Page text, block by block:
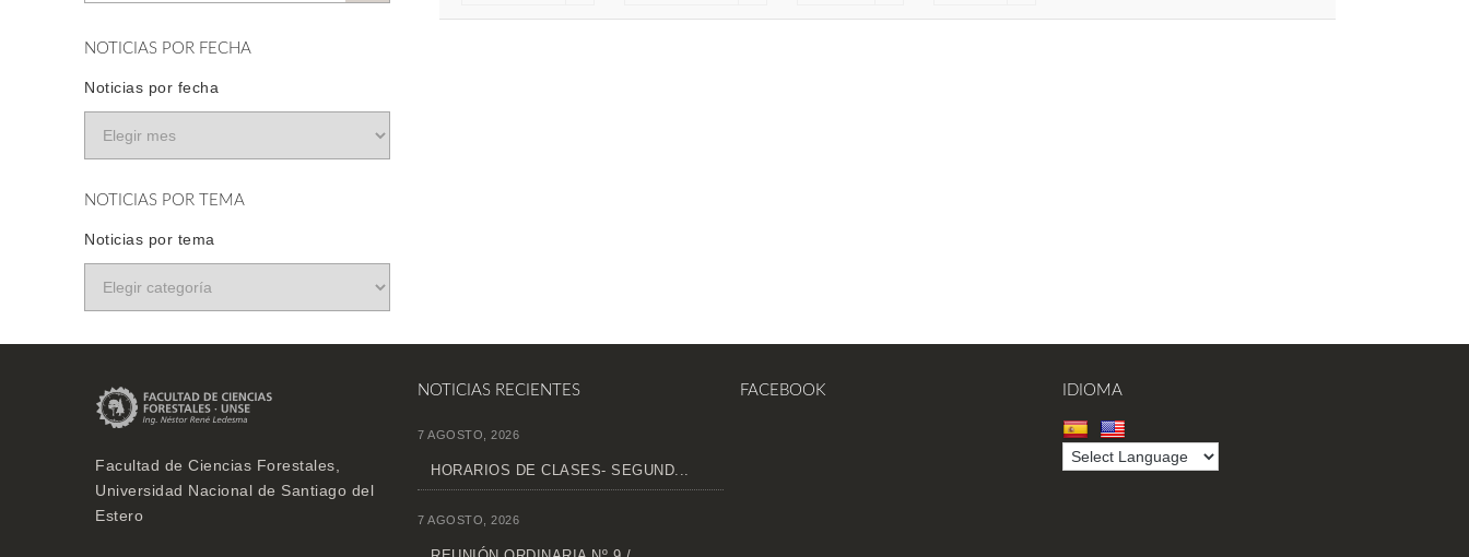
NOTICIAS POR FECHA
Noticias por fecha
NOTICIAS POR TEMA
Noticias por tema
Facultad de Ciencias Forestales,
Universidad Nacional de Santiago del
Estero
NOTICIAS RECIENTES
7 AGOSTO, 2026
HORARIOS DE CLASES- SEGUND...
7 AGOSTO, 2026
FACEBOOK IDIOMA